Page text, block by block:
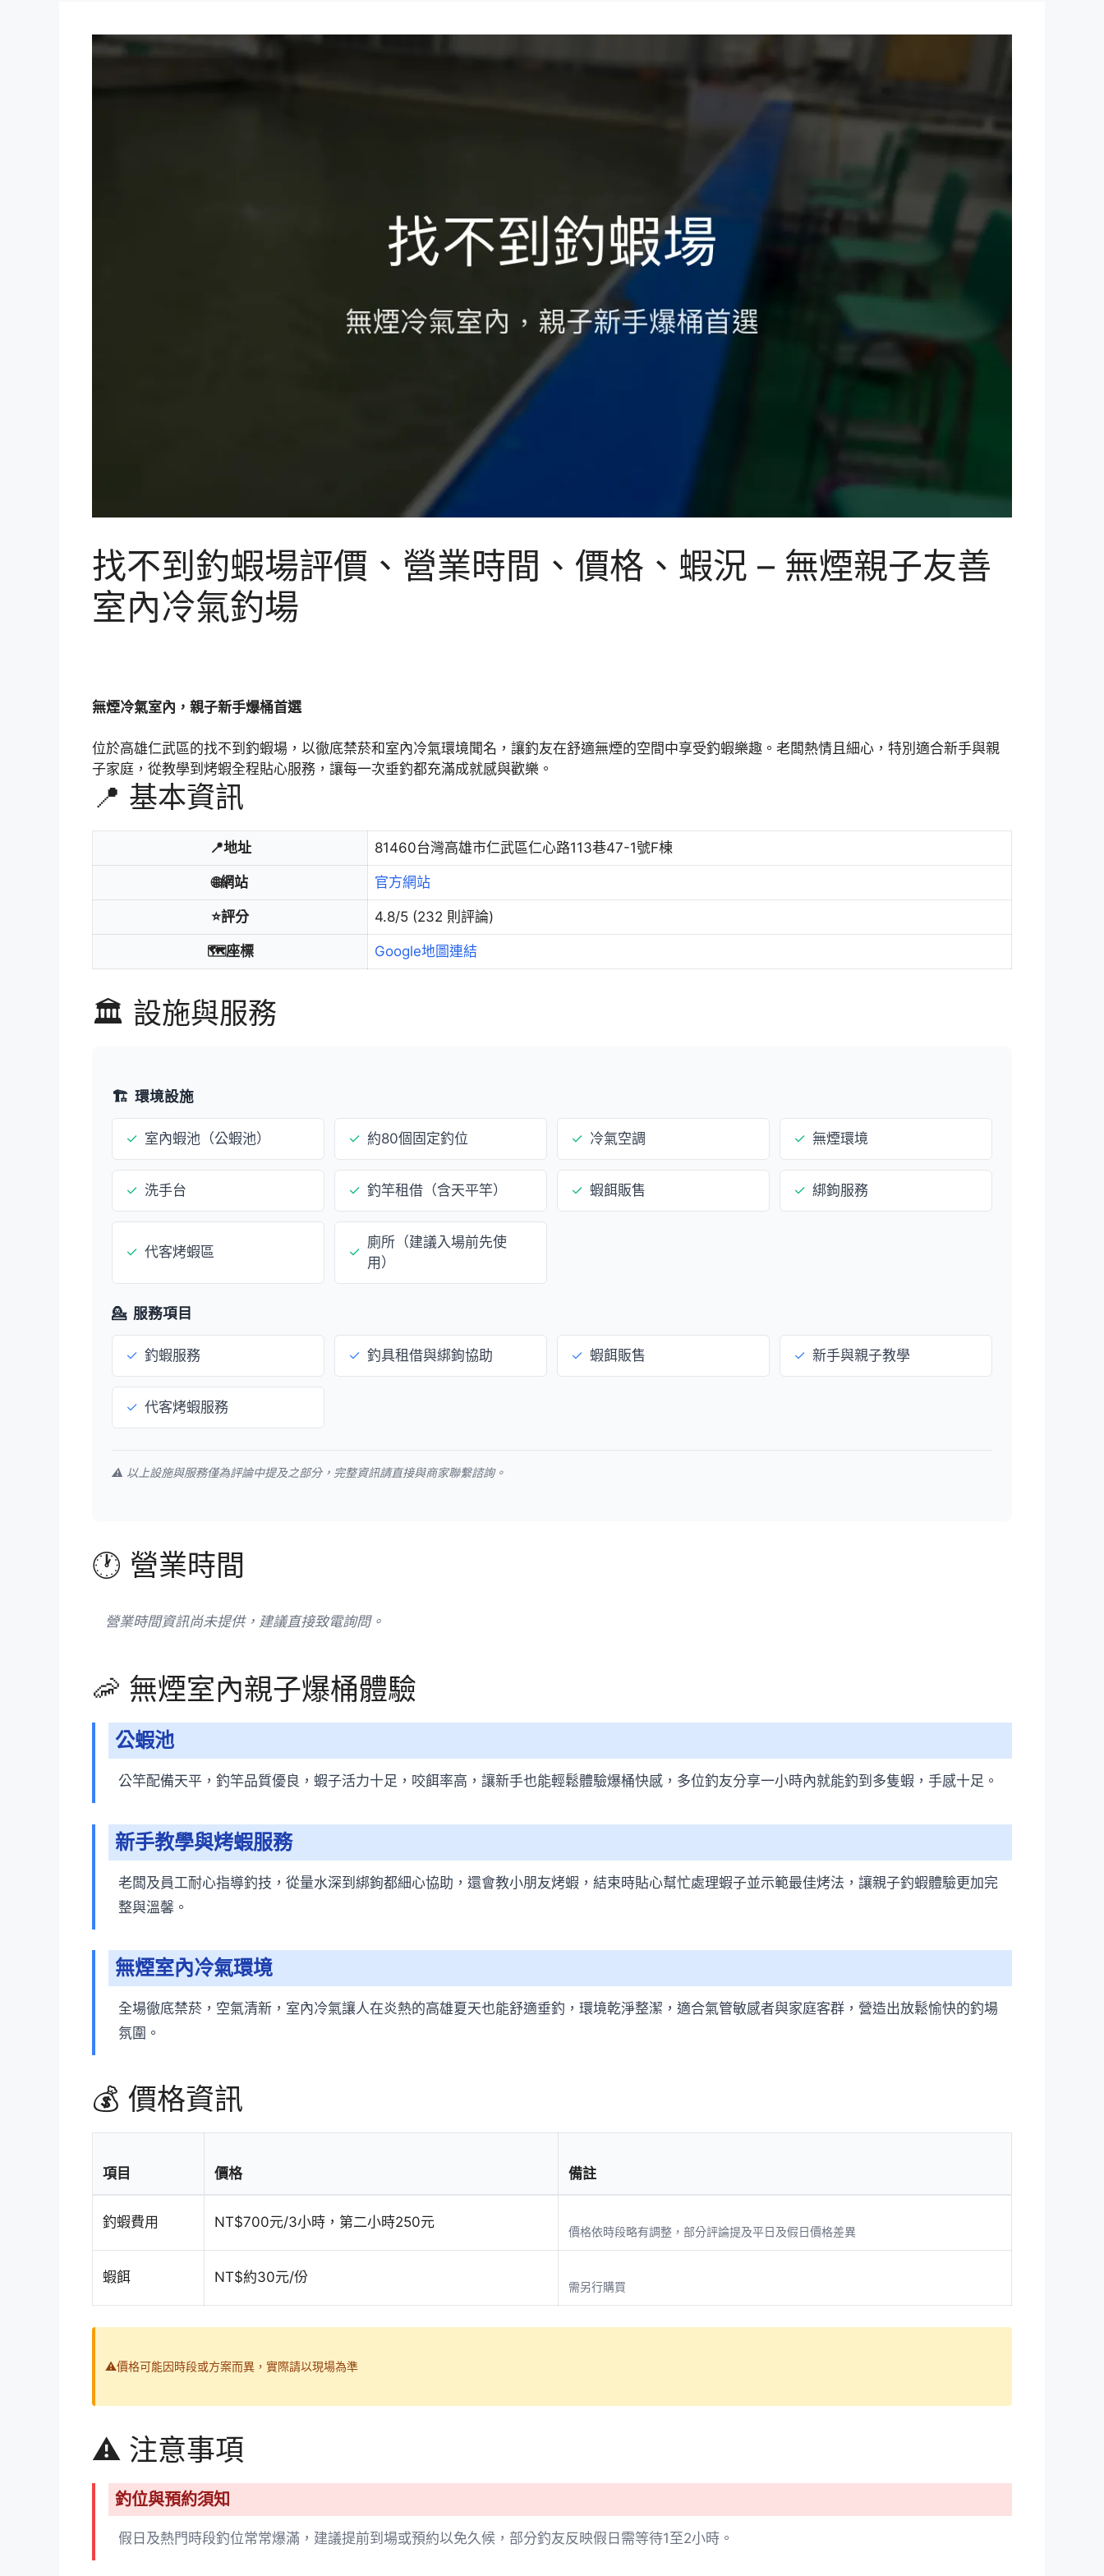
找不到釣蝦場評價、營業時間、價格、蝦況 – 無煙親子友善
室內冷氣釣場
無煙冷氣室內，親子新手爆桶首選
位於高雄仁武區的找不到釣蝦場，以徹底禁菸和室內冷氣環境聞名，讓釣友在舒適無煙的空間中享受釣蝦樂趣。老闆熱情且細心，特別適合新手與親
子家庭，從教學到烤蝦全程貼心服務，讓每一次垂釣都充滿成就感與歡樂。
📍 基本資訊
📍地址 81460台灣高雄市仁武區仁心路113巷47-1號F棟
🌐網站 官方網站
⭐評分 4.8/5 (232 則評論)
🗺️座標 Google地圖連結
🏛️ 設施與服務
🏗️ 環境設施
✓ 室內蝦池（公蝦池） ✓ 約80個固定釣位 ✓ 冷氣空調 ✓ 無煙環境
✓ 洗手台 ✓ 釣竿租借（含天平竿） ✓ 蝦餌販售 ✓ 綁鉤服務
✓ 代客烤蝦區 ✓
廁所（建議入場前先使
用）
💁 服務項目
✓ 釣蝦服務 ✓ 釣具租借與綁鉤協助 ✓ 蝦餌販售 ✓ 新手與親子教學
✓ 代客烤蝦服務
⚠️ 以上設施與服務僅為評論中提及之部分，完整資訊請直接與商家聯繫諮詢。
🕐 營業時間
營業時間資訊尚未提供，建議直接致電詢問。
🦐 無煙室內親子爆桶體驗
公蝦池
公竿配備天平，釣竿品質優良，蝦子活力十足，咬餌率高，讓新手也能輕鬆體驗爆桶快感，多位釣友分享一小時內就能釣到多隻蝦，手感十足。
新手教學與烤蝦服務
老闆及員工耐心指導釣技，從量水深到綁鉤都細心協助，還會教小朋友烤蝦，結束時貼心幫忙處理蝦子並示範最佳烤法，讓親子釣蝦體驗更加完
整與溫馨。
無煙室內冷氣環境
全場徹底禁菸，空氣清新，室內冷氣讓人在炎熱的高雄夏天也能舒適垂釣，環境乾淨整潔，適合氣管敏感者與家庭客群，營造出放鬆愉快的釣場
氛圍。
💰 價格資訊
項目 價格 備註
釣蝦費用 NT$700元/3小時，第二小時250元
價格依時段略有調整，部分評論提及平日及假日價格差異
蝦餌 NT$約30元/份
需另行購買
⚠️價格可能因時段或方案而異，實際請以現場為準
⚠️ 注意事項
釣位與預約須知
假日及熱門時段釣位常常爆滿，建議提前到場或預約以免久候，部分釣友反映假日需等待1至2小時。